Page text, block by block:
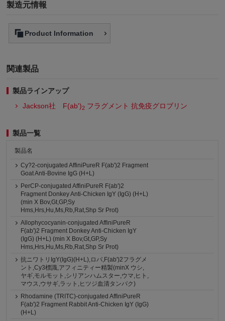
製造元情報
Product Information
関連製品
製品ラインアップ
Jackson社 F(ab')2 フラグメント 抗免疫グロブリン
製品一覧
製品名
Cy?2-conjugated AffiniPureR F(ab')2 Fragment
Goat Anti-Bovine IgG (H+L)
PerCP-conjugated AffiniPureR F(ab')2
Fragment Donkey Anti-Chicken IgY (IgG) (H+L)
(min X Bov,Gt,GP,Sy
Hms,Hrs,Hu,Ms,Rb,Rat,Shp Sr Prot)
Allophycocyanin-conjugated AffiniPureR
F(ab')2 Fragment Donkey Anti-Chicken IgY
(IgG) (H+L) (min X Bov,Gt,GP,Sy
Hms,Hrs,Hu,Ms,Rb,Rat,Shp Sr Prot)
抗ニワトリIgY(IgG)(H+L),ロバ,F(ab')2フラグメ
ント,Cy3標識,アフィニティー精製(minX ウシ,
ヤギ,モルモット,シリアンハムスター,ウマ,ヒト,
マウス,ウサギ,ラット,ヒツジ血清タンパク)
Rhodamine (TRITC)-conjugated AffiniPureR
F(ab')2 Fragment Rabbit Anti-Chicken IgY (IgG)
(H+L)